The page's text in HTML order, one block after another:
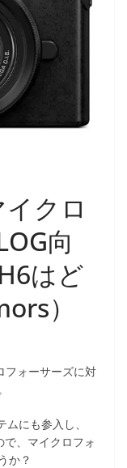
クロ
向
はど
）
ォーサーズに対
にも参入し、
で、マイクロフォ
か？